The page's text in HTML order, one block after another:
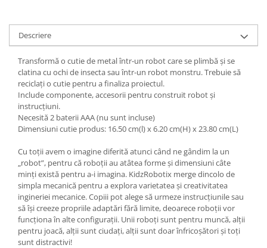
Descriere
Transformă o cutie de metal într-un robot care se plimbă și se
clatina cu ochi de insecta sau într-un robot monstru. Trebuie să
reciclați o cutie pentru a finaliza proiectul.
Include componente, accesorii pentru construit robot și
instrucțiuni.
Necesită 2 baterii AAA (nu sunt incluse)
Dimensiuni cutie produs: 16.50 cm(l) x 6.20 cm(H) x 23.80 cm(L)
Cu toții avem o imagine diferită atunci când ne gândim la un
„robot”, pentru că roboții au atâtea forme și dimensiuni câte
minți există pentru a-i imagina. KidzRobotix merge dincolo de
simpla mecanică pentru a explora varietatea și creativitatea
ingineriei mecanice. Copiii pot alege să urmeze instrucțiunile sau
să își creeze propriile adaptări fără limite, deoarece roboții vor
funcționa în alte configurații. Unii roboți sunt pentru muncă, alții
pentru joacă, alții sunt ciudați, alții sunt doar înfricoșători și toți
sunt distractivi!